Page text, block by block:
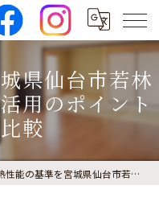
県仙台市若林
用のポイント
較
基準を宮城県仙台市若林区で徹底解説補助金活用のポイントと等級別比較